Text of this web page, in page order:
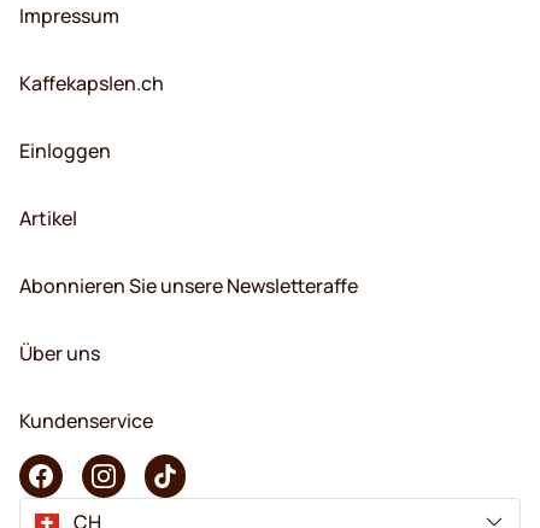
Impressum
Kaffekapslen.ch
Einloggen
Artikel
Abonnieren Sie unsere Newsletteraffe
Über uns
Kundenservice
CH